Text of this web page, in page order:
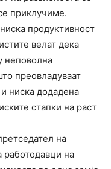
приклучиме.
продуктивност
велат дека
неповолна
преовладуваат
ниска додадена
стапки на раст
на
работодавци на